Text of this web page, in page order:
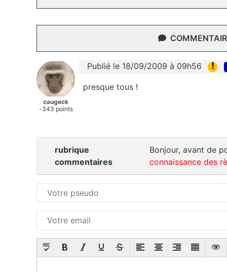
caugeck
-343 points
Publié le 18/09/2009 à 09h56 !
presque tous !
rubrique
commentaires
Bonjour, avant de
connaissance des